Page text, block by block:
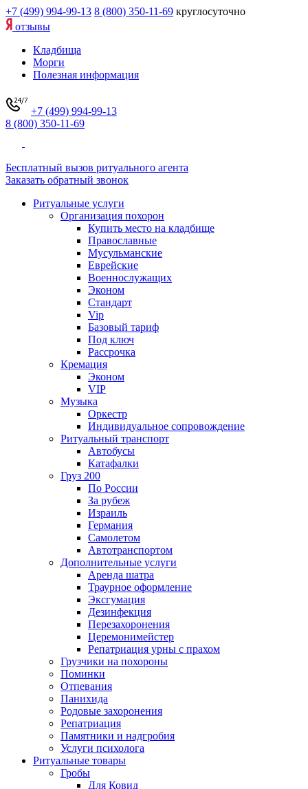
+7 (499) 994-99-13 8 (800) 350-11-69 круглосуточно
отзывы
Кладбища
Морги
Полезная информация
+7 (499) 994-99-13
8 (800) 350-11-69
Бесплатный вызов ритуального агента
Заказать обратный звонок
Ритуальные услуги
Организация похорон
Купить место на кладбище
Православные
Мусульманские
Еврейские
Военнослужащих
Эконом
Стандарт
Vip
Базовый тариф
Под ключ
Рассрочка
Кремация
Эконом
VIP
Музыка
Оркестр
Индивидуальное сопровождение
Ритуальный транспорт
Автобусы
Катафалки
Груз 200
По России
За рубеж
Израиль
Германия
Самолетом
Автотранспортом
Дополнительные услуги
Аренда шатра
Траурное оформление
Эксгумация
Дезинфекция
Перезахоронения
Церемонимейстер
Репатриация урны с прахом
Грузчики на похороны
Поминки
Отпевания
Панихида
Родовые захоронения
Репатриация
Памятники и надгробия
Услуги психолога
Ритуальные товары
Гробы
Для Ковид